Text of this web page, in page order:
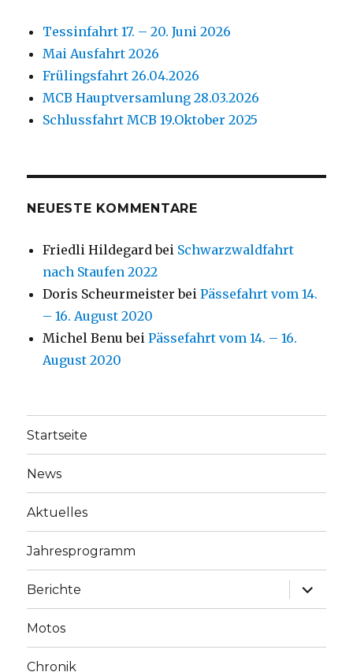
Tessinfahrt 17. – 20. Juni 2026
Mai Ausfahrt 2026
Frülingsfahrt 26.04.2026
MCB Hauptversamlung 28.03.2026
Schlussfahrt MCB 19.Oktober 2025
NEUESTE KOMMENTARE
Friedli Hildegard bei Schwarzwaldfahrt
nach Staufen 2022
Doris Scheurmeister beiPässefahrt vom 14.
– 16. August 2020
Michel Benu beiPässefahrt vom 14. – 16.
August 2020
Startseite
News
Aktuelles
Jahresprogramm
Berichte
Motos
Chronik